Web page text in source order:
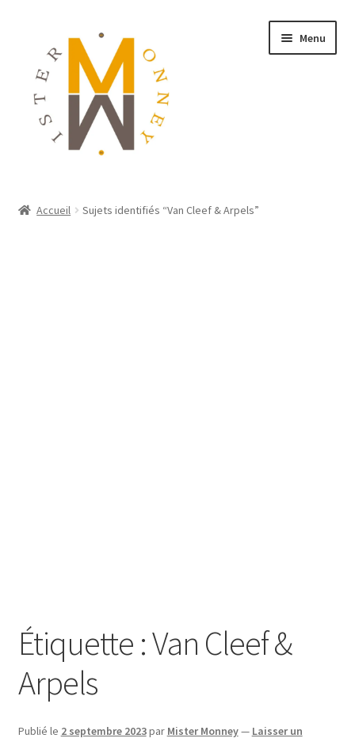
Menu
Accueil Sujets identifiés “Van Cleef & Arpels”
Étiquette :Van Cleef &
Arpels
Publié le 2 septembre 2023par Mister Monney— Laisser un